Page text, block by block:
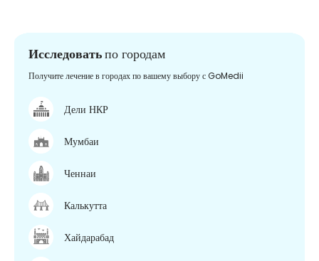
Исследоватьпо городам
Получите лечение в городах по вашему выбору с GoMedii
Дели НКР
Мумбаи
Ченнаи
Калькутта
Хайдарабад